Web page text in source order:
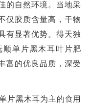
的自然环境。当地采
仅胶质含量高，干物
有显著优势。得天独
顺单片黑木耳叶片肥
富的优良品质，深受
黑木耳为主的食用